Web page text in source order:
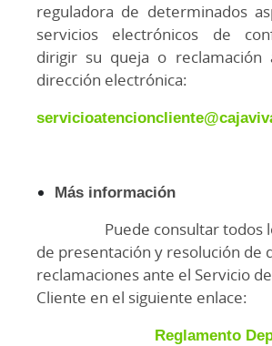
reguladora de determinados
servicios electrónicos de
dirigir su queja o reclamación
dirección electrónica:
Más información
Puede consultar todos
de presentación y resolución de
reclamaciones ante el Servicio
Cliente en el siguiente enlace:
Reglamento